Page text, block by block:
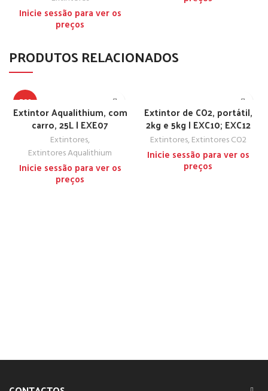
Inicie sessão para ver os
preços
PRODUTOS RELACIONADOS
TOP
Extintor Aqualithium, com
carro, 25L | EXE07
Extintores,
Extintores Aqualithium
Inicie sessão para ver os
preços
Extintor de CO2, portátil,
2kg e 5kg | EXC10; EXC12
Extintores,Extintores CO2
Inicie sessão para ver os
preços